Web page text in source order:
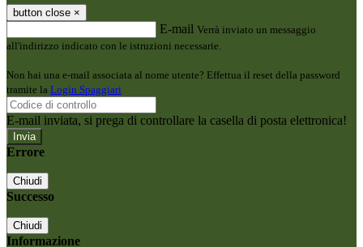
button close ×
E-mail Verrà inviato un messaggio
all'indirizzo indicato con le istruzioni necessarie.
Non hai una e-mail associata al nome utente? Effettua il reset della password
tramite la Login Spaggiari
E-mail inviata, si prega di controllare la casella di posta elettronica!
Errore
Chiudi
Successo
Chiudi
Informazione